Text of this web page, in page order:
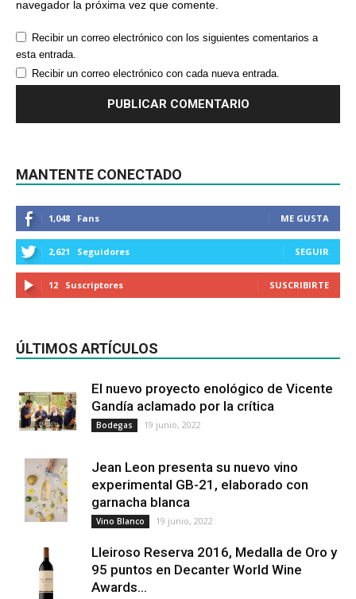
navegador la próxima vez que comente.
Recibir un correo electrónico con los siguientes comentarios a
esta entrada.
Recibir un correo electrónico con cada nueva entrada.
MANTENTE CONECTADO
1,048 Fans ME GUSTA
2,621 Seguidores SEGUIR
12 Suscriptores SUSCRIBIRTE
ÚLTIMOS ARTÍCULOS
El nuevo proyecto enológico de Vicente
Gandía aclamado por la crítica
Bodegas 19 junio, 2022
Jean Leon presenta su nuevo vino
experimental GB-21, elaborado con
garnacha blanca
Vino Blanco 19 junio, 2022
Lleiroso Reserva 2016, Medalla de Oro y
95 puntos en Decanter World Wine
Awards...